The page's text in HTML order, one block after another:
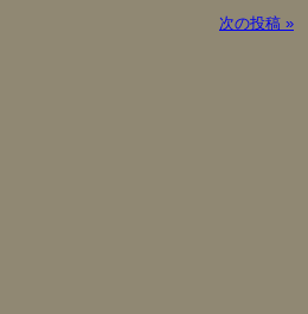
次の投稿 »